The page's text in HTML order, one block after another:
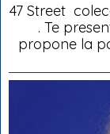
47 Street
. Te
propone la